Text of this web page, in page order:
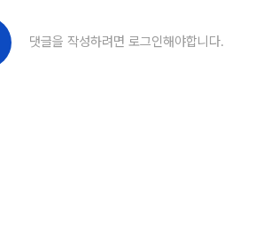
댓글을 작성하려면 로그인해야합니다.